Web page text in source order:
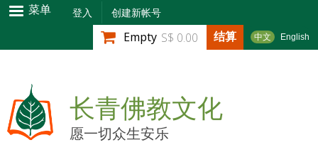
跳
转
到
内
容
菜单 登入 创建新帐号
中文 English
Empty S$ 0.00 结算
长青佛教文化
愿一切众生安乐